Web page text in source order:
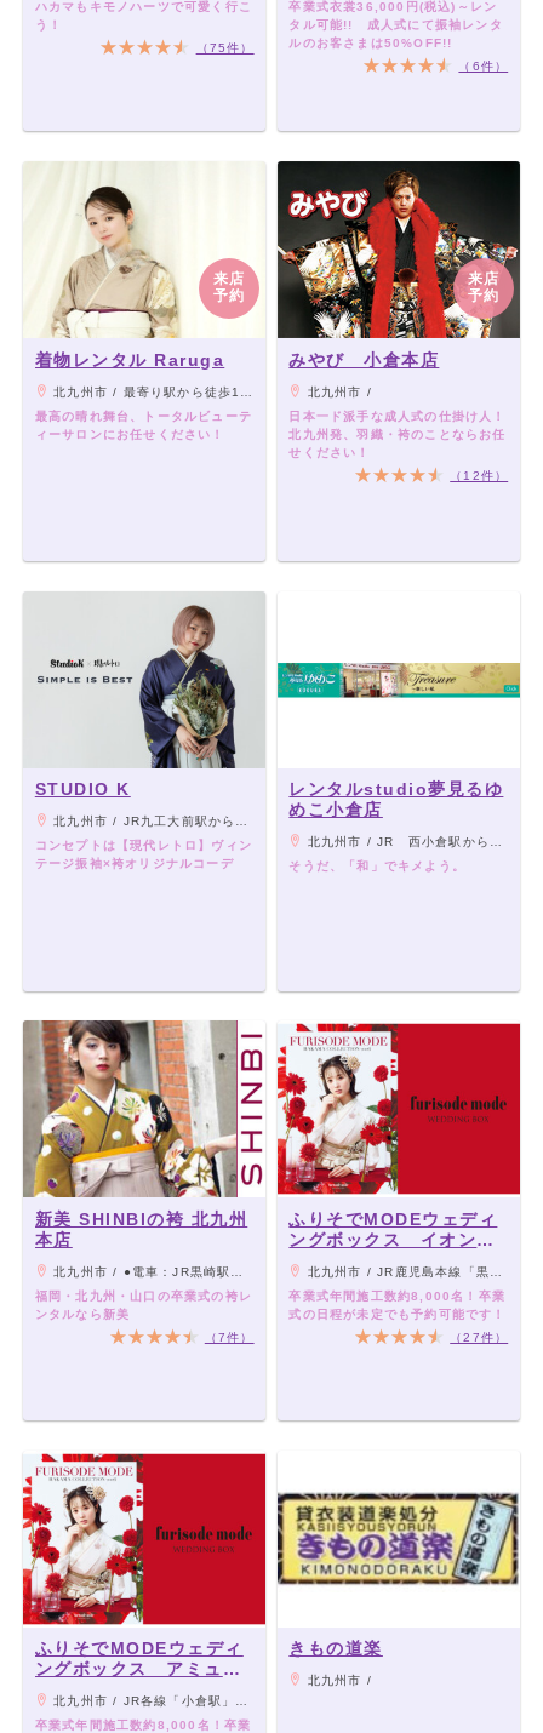
ハカマもキモノハーツで可愛く行こ
う！
（75件）
卒業式衣裳36,000円(税込)～レン
タル可能!! 成人式にて振袖レンタ
ルのお客さまは50%OFF!!
（6件）
来店
予約
着物レンタル Raruga
北九州市 / 最寄り駅から徒歩10分以内で御来店可能でございます。マップでは、現在“富士見パーキングビル”でお調べ頂くと出てきます！
最高の晴れ舞台、トータルビューテ
ィーサロンにお任せください！
来店
予約
みやび 小倉本店
北九州市 /
日本一ド派手な成人式の仕掛け人！
北九州発、羽織・袴のことならお任
せください！
（12件）
STUDIO K
北九州市 / JR九工大前駅から徒歩15分/中井バス停目の前
コンセプトは【現代レトロ】ヴィン
テージ振袖×袴オリジナルコーデ
レンタルstudio夢見るゆ
めこ小倉店
北九州市 / JR 西小倉駅から 徒歩5分/バス 「室町・リバーウォーク」 徒歩1分
そうだ、「和」でキメよう。
新美 SHINBIの袴 北九州
本店
北九州市 / ●電車：JR黒崎駅より（徒歩約8分） ●車：北九州都市高速道路 黒崎インター下りる（車約10分）
福岡・北九州・山口の卒業式の袴レ
ンタルなら新美
（7件）
ふりそでMODEウェディ
ングボックス イオンタ
ウン黒崎店
北九州市 / JR鹿児島本線「黒崎駅」より徒歩12分／西鉄バスで「国道東曲里町」下車、バス停そば
卒業式年間施工数約8,000名！卒業
式の日程が未定でも予約可能です！
（27件）
ふりそでMODEウェディ
ングボックス アミュプ
ラザ小倉店
北九州市 / JR各線「小倉駅」隣接
卒業式年間施工数約8,000名！卒業
きもの道楽
北九州市 /